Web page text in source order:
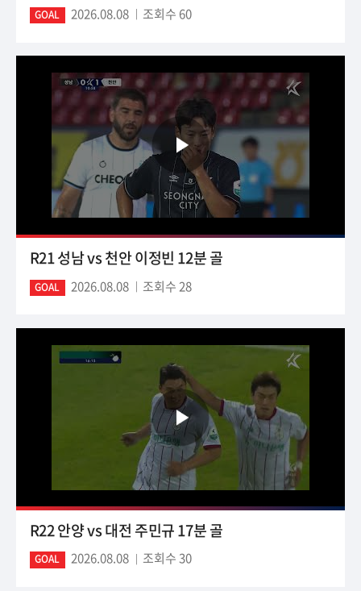
GOAL 2026.08.08 조회수 60
R21 성남 vs 천안 이정빈 12분 골
GOAL 2026.08.08 조회수 28
R22 안양 vs 대전 주민규 17분 골
GOAL 2026.08.08 조회수 30